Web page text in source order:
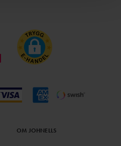
OM JOHNELLS